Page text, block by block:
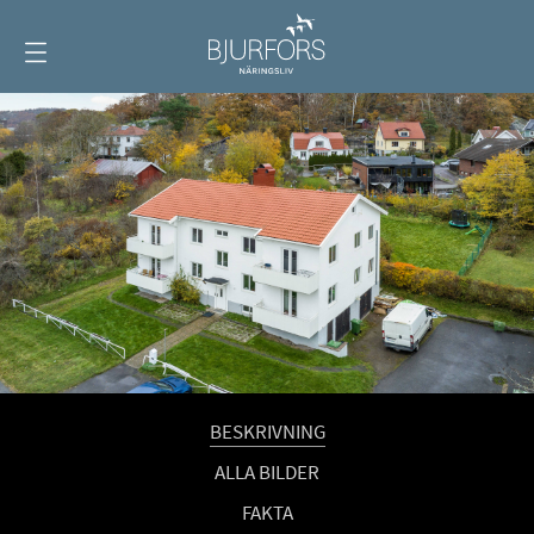
Visa
BESKRIVNING
ALLA BILDER
FAKTA